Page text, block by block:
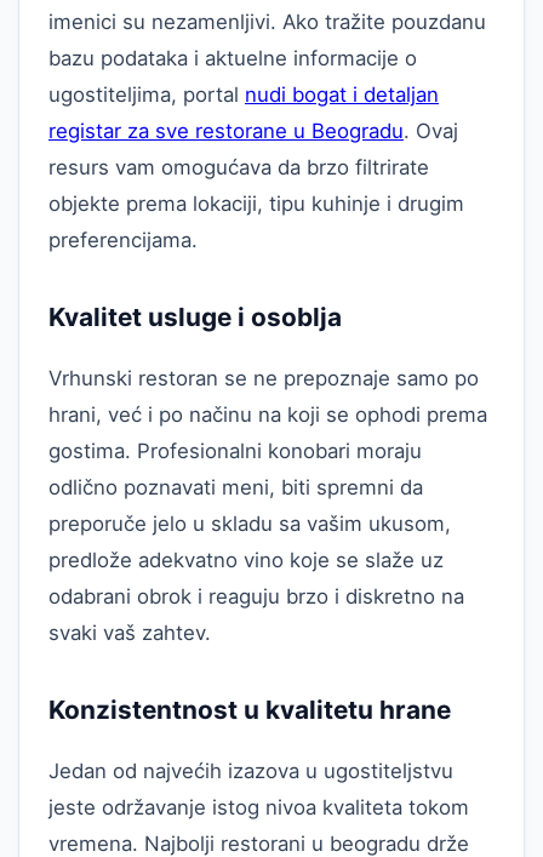
imenici su nezamenljivi. Ako tražite pouzdanu
bazu podataka i aktuelne informacije o
ugostiteljima, portal nudi bogat i detaljan
registar za sve restorane u Beogradu. Ovaj
resurs vam omogućava da brzo filtrirate
objekte prema lokaciji, tipu kuhinje i drugim
preferencijama.
Kvalitet usluge i osoblja
Vrhunski restoran se ne prepoznaje samo po
hrani, već i po načinu na koji se ophodi prema
gostima. Profesionalni konobari moraju
odlično poznavati meni, biti spremni da
preporuče jelo u skladu sa vašim ukusom,
predlože adekvatno vino koje se slaže uz
odabrani obrok i reaguju brzo i diskretno na
svaki vaš zahtev.
Konzistentnost u kvalitetu hrane
Jedan od najvećih izazova u ugostiteljstvu
jeste održavanje istog nivoa kvaliteta tokom
vremena. Najbolji restorani u beogradu drže